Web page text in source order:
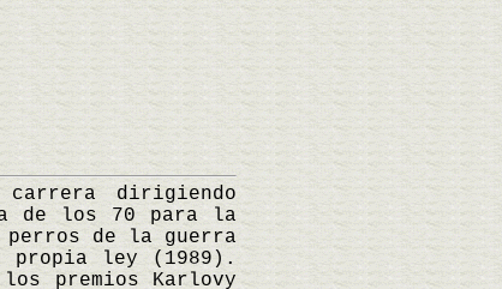
dirigiendo
de los 70 para la
perros de la guerra
propia ley (1989).
premios Karlovy